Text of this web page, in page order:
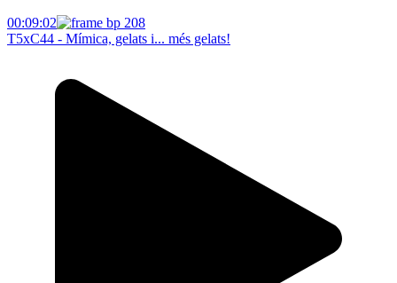
00:09:02
T5xC44 - Mímica, gelats i... més gelats!